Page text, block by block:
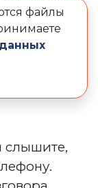
работало
слышите,
файлы